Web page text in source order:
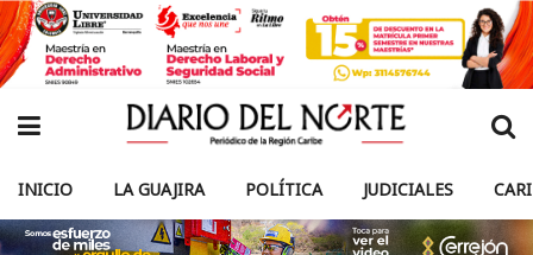
INICIO LA GUAJIRA POLÍTICA JUDICIALES